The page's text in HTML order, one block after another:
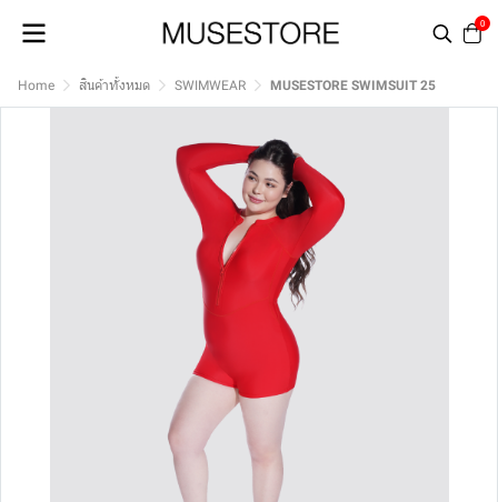
0
Home สินค้าทั้งหมด SWIMWEAR MUSESTORE SWIMSUIT 25